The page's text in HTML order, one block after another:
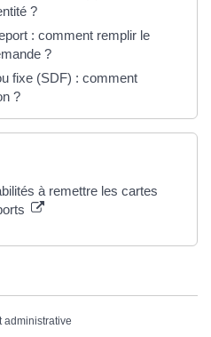
?
: comment remplir le
?
fixe (SDF) : comment
?
à remettre les cartes
administrative